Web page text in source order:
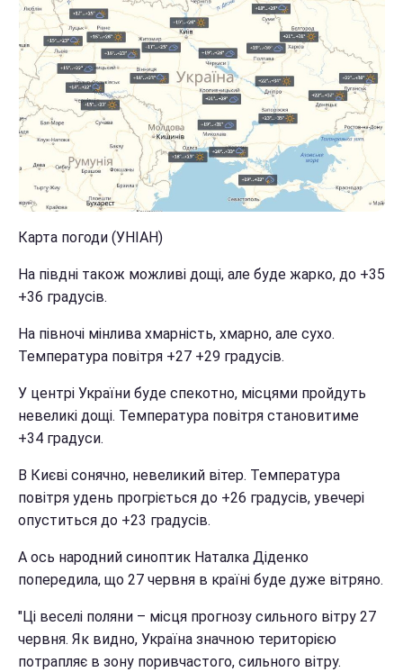
Карта погоди (УНІАН)
На півдні також можливі дощі, але буде жарко, до +35
+36 градусів.
На півночі мінлива хмарність, хмарно, але сухо.
Температура повітря +27 +29 градусів.
У центрі України буде спекотно, місцями пройдуть
невеликі дощі. Температура повітря становитиме
+34 градуси.
В Києві сонячно, невеликий вітер. Температура
повітря удень прогріється до +26 градусів, увечері
опуститься до +23 градусів.
А ось народний синоптик Наталка Діденко
попередила, що 27 червня в країні буде дуже вітряно.
"Ці веселі поляни – місця прогнозу сильного вітру 27
червня. Як видно, Україна значною територією
потрапляє в зону поривчастого, сильного вітру.